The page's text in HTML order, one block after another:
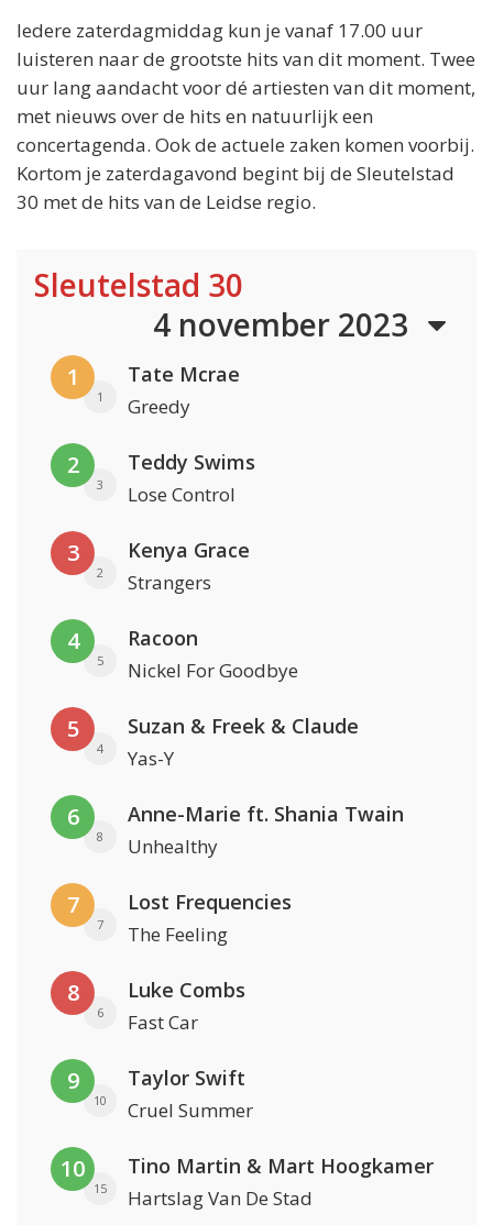
Iedere zaterdagmiddag kun je vanaf 17.00 uur
luisteren naar de grootste hits van dit moment. Twee
uur lang aandacht voor dé artiesten van dit moment,
met nieuws over de hits en natuurlijk een
concertagenda. Ook de actuele zaken komen voorbij.
Kortom je zaterdagavond begint bij de Sleutelstad
30 met de hits van de Leidse regio.
Sleutelstad 30
4 november 2023
1
1
Tate Mcrae
Greedy
2
3
Teddy Swims
Lose Control
3
2
Kenya Grace
Strangers
4
5
Racoon
Nickel For Goodbye
5
4
Suzan & Freek & Claude
Yas-Y
6
8
Anne-Marie ft. Shania Twain
Unhealthy
7
7
Lost Frequencies
The Feeling
8
6
Luke Combs
Fast Car
9
10
Taylor Swift
Cruel Summer
10
15
Tino Martin & Mart Hoogkamer
Hartslag Van De Stad